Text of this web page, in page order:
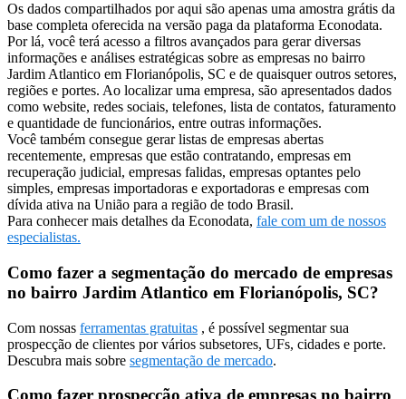
Os dados compartilhados por aqui são apenas uma amostra grátis da
base completa oferecida na versão paga da plataforma Econodata.
Por lá, você terá acesso a filtros avançados para gerar diversas
informações e análises estratégicas sobre as empresas no bairro
Jardim Atlantico em Florianópolis, SC e de quaisquer outros setores,
regiões e portes. Ao localizar uma empresa, são apresentados dados
como website, redes sociais, telefones, lista de contatos, faturamento
e quantidade de funcionários, entre outras informações.
Você também consegue gerar listas de empresas abertas
recentemente, empresas que estão contratando, empresas em
recuperação judicial, empresas falidas, empresas optantes pelo
simples, empresas importadoras e exportadoras e empresas com
dívida ativa na União para a região de todo Brasil.
Para conhecer mais detalhes da Econodata, fale com um de nossos
especialistas.
Como fazer a segmentação do mercado de empresas
no bairro Jardim Atlantico em Florianópolis, SC?
Com nossas ferramentas gratuitas , é possível segmentar sua
prospecção de clientes por vários subsetores, UFs, cidades e porte.
Descubra mais sobre segmentação de mercado.
Como fazer prospecção ativa de empresas no bairro